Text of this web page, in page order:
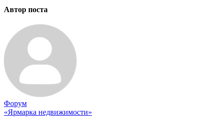
Автор поста
Форум
«Ярмарка недвижимости»